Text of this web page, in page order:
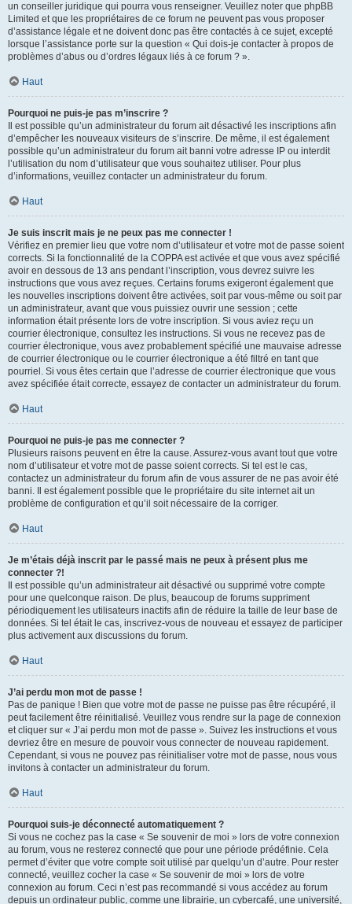
un conseiller juridique qui pourra vous renseigner. Veuillez noter que phpBB
Limited et que les propriétaires de ce forum ne peuvent pas vous proposer
d’assistance légale et ne doivent donc pas être contactés à ce sujet, excepté
lorsque l’assistance porte sur la question « Qui dois-je contacter à propos de
problèmes d’abus ou d’ordres légaux liés à ce forum ? ».
Haut
Pourquoi ne puis-je pas m’inscrire ?
Il est possible qu’un administrateur du forum ait désactivé les inscriptions afin
d’empêcher les nouveaux visiteurs de s’inscrire. De même, il est également
possible qu’un administrateur du forum ait banni votre adresse IP ou interdit
l’utilisation du nom d’utilisateur que vous souhaitez utiliser. Pour plus
d’informations, veuillez contacter un administrateur du forum.
Haut
Je suis inscrit mais je ne peux pas me connecter !
Vérifiez en premier lieu que votre nom d’utilisateur et votre mot de passe soient
corrects. Si la fonctionnalité de la COPPA est activée et que vous avez spécifié
avoir en dessous de 13 ans pendant l’inscription, vous devrez suivre les
instructions que vous avez reçues. Certains forums exigeront également que
les nouvelles inscriptions doivent être activées, soit par vous-même ou soit par
un administrateur, avant que vous puissiez ouvrir une session ; cette
information était présente lors de votre inscription. Si vous aviez reçu un
courrier électronique, consultez les instructions. Si vous ne recevez pas de
courrier électronique, vous avez probablement spécifié une mauvaise adresse
de courrier électronique ou le courrier électronique a été filtré en tant que
pourriel. Si vous êtes certain que l’adresse de courrier électronique que vous
avez spécifiée était correcte, essayez de contacter un administrateur du forum.
Haut
Pourquoi ne puis-je pas me connecter ?
Plusieurs raisons peuvent en être la cause. Assurez-vous avant tout que votre
nom d’utilisateur et votre mot de passe soient corrects. Si tel est le cas,
contactez un administrateur du forum afin de vous assurer de ne pas avoir été
banni. Il est également possible que le propriétaire du site internet ait un
problème de configuration et qu’il soit nécessaire de la corriger.
Haut
Je m’étais déjà inscrit par le passé mais ne peux à présent plus me
connecter ?!
Il est possible qu’un administrateur ait désactivé ou supprimé votre compte
pour une quelconque raison. De plus, beaucoup de forums suppriment
périodiquement les utilisateurs inactifs afin de réduire la taille de leur base de
données. Si tel était le cas, inscrivez-vous de nouveau et essayez de participer
plus activement aux discussions du forum.
Haut
J’ai perdu mon mot de passe !
Pas de panique ! Bien que votre mot de passe ne puisse pas être récupéré, il
peut facilement être réinitialisé. Veuillez vous rendre sur la page de connexion
et cliquer sur « J’ai perdu mon mot de passe ». Suivez les instructions et vous
devriez être en mesure de pouvoir vous connecter de nouveau rapidement.
Cependant, si vous ne pouvez pas réinitialiser votre mot de passe, nous vous
invitons à contacter un administrateur du forum.
Haut
Pourquoi suis-je déconnecté automatiquement ?
Si vous ne cochez pas la case « Se souvenir de moi » lors de votre connexion
au forum, vous ne resterez connecté que pour une période prédéfinie. Cela
permet d’éviter que votre compte soit utilisé par quelqu’un d’autre. Pour rester
connecté, veuillez cocher la case « Se souvenir de moi » lors de votre
connexion au forum. Ceci n’est pas recommandé si vous accédez au forum
depuis un ordinateur public, comme une librairie, un cybercafé, une université,